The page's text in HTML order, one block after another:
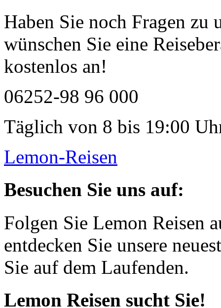
Haben Sie noch Fragen zu
wünschen Sie eine
kostenlos an!
06252-98 96 000
Täglich von 8 bis 19:00
Lemon-Reisen
Besuchen Sie uns auf:
Folgen Sie Lemon Reisen
entdecken Sie unsere
Sie auf dem Laufenden.
Lemon Reisen sucht Sie!